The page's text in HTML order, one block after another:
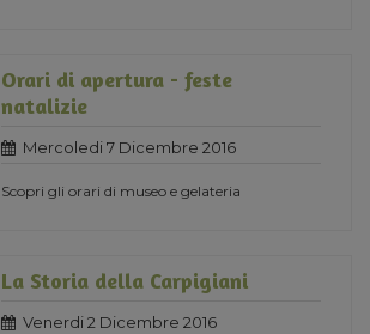
Orari di apertura - feste
natalizie
Mercoledi 7 Dicembre 2016
Scopri gli orari di museo e gelateria
La Storia della Carpigiani
Venerdi 2 Dicembre 2016